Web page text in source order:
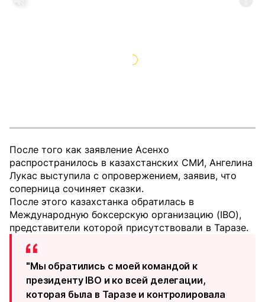
После того как заявление Асенхо
распространилось в казахстанских СМИ, Ангелина
Лукас выступила с опровержением, заявив, что
соперница сочиняет сказки.
После этого казахстанка обратилась в
Международную боксерскую организацию (IBO),
представители которой присутствовали в Таразе.
"Мы обратились с моей командой к
президенту IBO и ко всей делегации,
которая была в Таразе и контролировала